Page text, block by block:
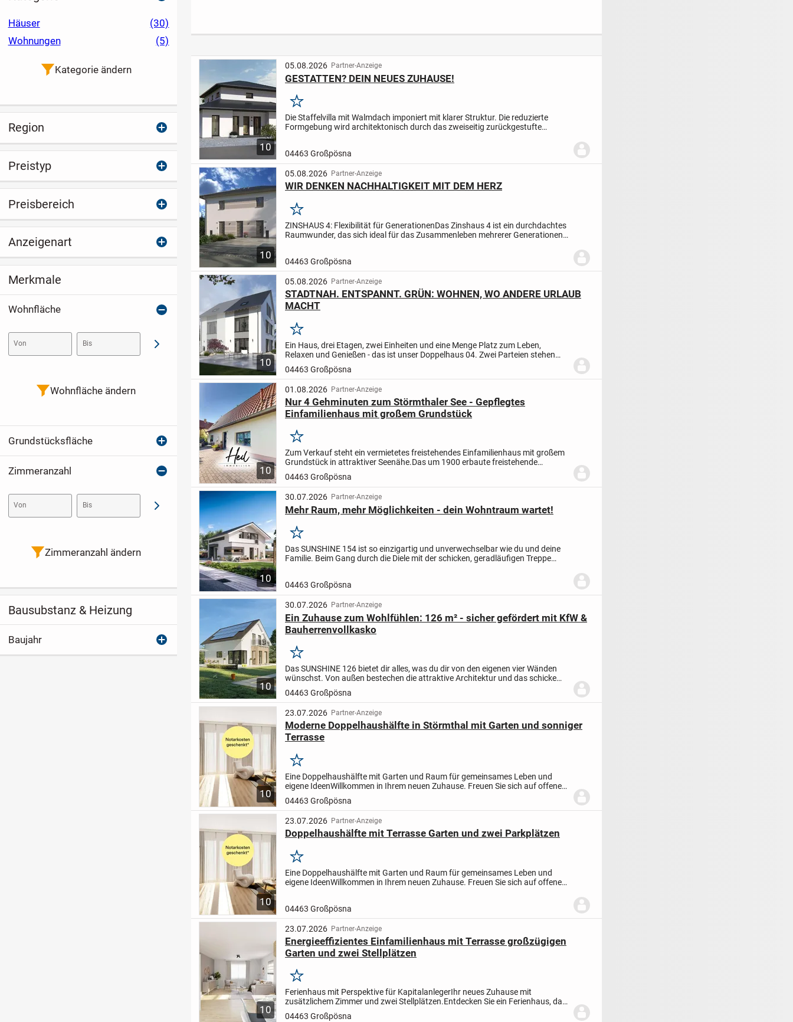
Brand-Erbisdorf
praktisch und
geräumig
10
05.08.2026 Partner-Anzeige
GESTATTEN? DEIN NEUES ZUHAUSE!
Merken
Die Staffelvilla mit Walmdach imponiert mit klarer Struktur. Die reduzierte
Formgebung wird architektonisch durch das zweiseitig zurückgestufte
04463 Großpösna
10
05.08.2026 Partner-Anzeige
WIR DENKEN NACHHALTIGKEIT MIT DEM HERZ
Merken
ZINSHAUS 4: Flexibilität für GenerationenDas Zinshaus 4 ist ein durchdachtes
Raumwunder, das sich ideal für das Zusammenleben mehrerer Generationen
04463 Großpösna
10
05.08.2026 Partner-Anzeige
STADTNAH. ENTSPANNT. GRÜN: WOHNEN, WO ANDERE URLAUB
MACHT
Merken
Ein Haus, drei Etagen, zwei Einheiten und eine Menge Platz zum Leben,
Relaxen und Genießen - das ist unser Doppelhaus 04. Zwei Parteien stehen
hier unter dem zeitlos-eleganten Satteldach jeweils circa...
04463 Großpösna
10
01.08.2026 Partner-Anzeige
Nur 4 Gehminuten zum Störmthaler See - Gepflegtes
Einfamilienhaus mit großem Grundstück
Merken
Zum Verkauf steht ein vermietetes freistehendes Einfamilienhaus mit großem
Grundstück in attraktiver Seenähe.Das um 1900 erbaute freistehende
Einfamilienhaus bietet auf ca. 100 m² Wohnfläche ein...
04463 Großpösna
10
30.07.2026 Partner-Anzeige
Mehr Raum, mehr Möglichkeiten - dein Wohntraum wartet!
Merken
Das SUNSHINE 154 ist so einzigartig und unverwechselbar wie du und deine
Familie. Beim Gang durch die Diele mit der schicken, geradläufigen Treppe
04463 Großpösna
10
30.07.2026 Partner-Anzeige
Ein Zuhause zum Wohlfühlen: 126 m² - sicher gefördert mit KfW &
Bauherrenvollkasko
Merken
Das SUNSHINE 126 bietet dir alles, was du dir von den eigenen vier Wänden
wünschst. Von außen bestechen die attraktive Architektur und das schicke
Design und im Inneren die clevere und großzügige...
04463 Großpösna
10
23.07.2026 Partner-Anzeige
Moderne Doppelhaushälfte in Störmthal mit Garten und sonniger
Terrasse
Merken
Eine Doppelhaushälfte mit Garten und Raum für gemeinsames Leben und
eigene IdeenWillkommen in Ihrem neuen Zuhause. Freuen Sie sich auf offene
Bereiche für gemeinsame Zeit, ruhige Rückzugsorte und...
04463 Großpösna
10
23.07.2026 Partner-Anzeige
Doppelhaushälfte mit Terrasse Garten und zwei Parkplätzen
Merken
Eine Doppelhaushälfte mit Garten und Raum für gemeinsames Leben und
eigene IdeenWillkommen in Ihrem neuen Zuhause. Freuen Sie sich auf offene
04463 Großpösna
10
23.07.2026 Partner-Anzeige
Energieeffizientes Einfamilienhaus mit Terrasse großzügigen
Garten und zwei Stellplätzen
Merken
Ferienhaus mit Perspektive für KapitalanlegerIhr neues Zuhause mit
zusätzlichem Zimmer und zwei Stellplätzen.Entdecken Sie ein Ferienhaus, das
Gästen einen angenehmen Aufenthalt bietet und...
04463 Großpösna
Häuser
(30)
Wohnungen
(5)
Kategorie ändern
Region
Preistyp
Preisbereich
Anzeigenart
Merkmale
Wohnfläche
Von Bis Abschicken
Wohnfläche ändern
Grundstücksfläche
Zimmeranzahl
Von Bis Abschicken
Zimmeranzahl ändern
Bausubstanz & Heizung
Baujahr